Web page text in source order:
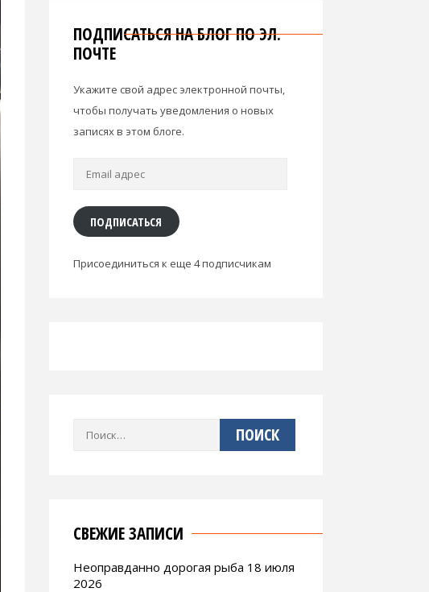
ПОДПИСАТЬСЯ НА БЛОГ ПО ЭЛ.
ПОЧТЕ
Укажите свой адрес электронной почты,
чтобы получать уведомления о новых
записях в этом блоге.
Email
ПОДПИСАТЬСЯ
Присоединиться к еще 4 подписчикам
СВЕЖИЕ ЗАПИСИ
Неоправданно дорогая рыба 18 июля
2026